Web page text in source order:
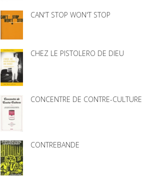
CAN'T STOP WON'T STOP
CHEZ LE PISTOLERO DE DIEU
CONCENTRE DE CONTRE-CULTURE
CONTREBANDE